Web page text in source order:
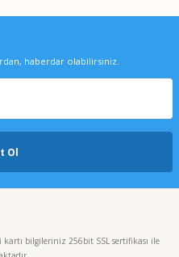
haberdar olabilirsiniz.
Ol
kartı bilgileriniz 256bit SSL sertifikası ile